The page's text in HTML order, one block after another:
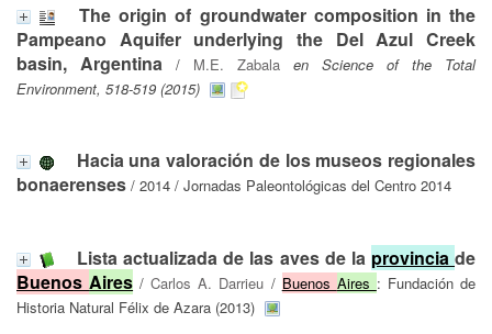
The origin of groundwater composition in the
Pampeano Aquifer underlying the Del Azul Creek
basin, Argentina / M.E. Zabala
en Science of the Total
Environment, 518-519 (2015)
Hacia una valoración de los museos regionales
bonaerenses / 2014 / Jornadas Paleontológicas del Centro 2014
Lista actualizada de las aves de la provinciade
BuenosAires /Carlos A. Darrieu / Buenos Aires : Fundación de
Historia Natural Félix de Azara (2013)